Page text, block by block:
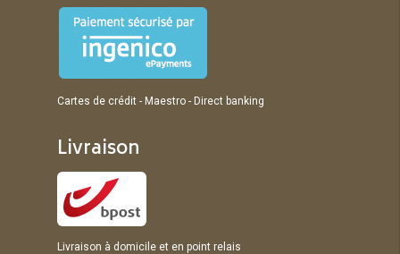
Cartes de crédit - Maestro - Direct banking
Livraison
Livraison à domicile et en point relais